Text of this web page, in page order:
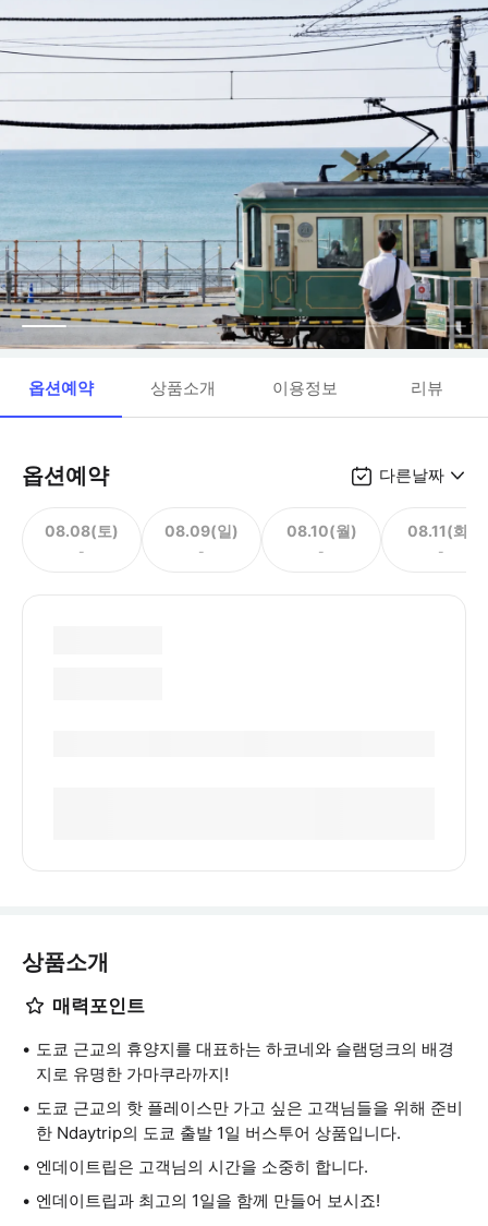
옵션예약 상품소개 이용정보 리뷰
옵션예약 다른날짜
08.08(토)
-
08.09(일)
-
08.10(월)
-
08.11(화)
-
상품소개
매력포인트
도쿄 근교의 휴양지를 대표하는 하코네와 슬램덩크의 배경
지로 유명한 가마쿠라까지!
도쿄 근교의 핫 플레이스만 가고 싶은 고객님들을 위해 준비
한 Ndaytrip의 도쿄 출발 1일 버스투어 상품입니다.
엔데이트립은 고객님의 시간을 소중히 합니다.
엔데이트립과 최고의 1일을 함께 만들어 보시죠!